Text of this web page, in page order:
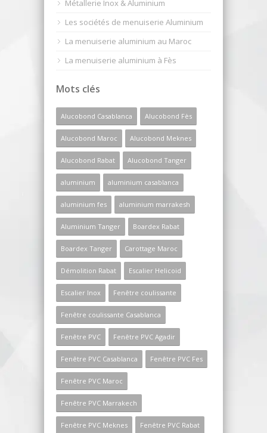
Métallerie Inox & Aluminium
Les sociétés de menuiserie Aluminium
La menuiserie aluminium au Maroc
La menuiserie aluminium à Fès
Mots clés
Alucobond Casablanca Alucobond Fès
Alucobond Maroc Alucobond Meknes
Alucobond Rabat Alucobond Tanger
aluminium aluminium casablanca
aluminium fes aluminium marrakesh
Aluminium Tanger Boardex Rabat
Boardex Tanger Carottage Maroc
Démolition Rabat Escalier Helicoid
Escalier Inox Fenêtre coulissante
Fenêtre coulissante Casablanca
Fenêtre PVC Fenêtre PVC Agadir
Fenêtre PVC Casablanca Fenêtre PVC Fes
Fenêtre PVC Maroc
Fenêtre PVC Marrakech
Fenêtre PVC Meknes Fenêtre PVC Rabat